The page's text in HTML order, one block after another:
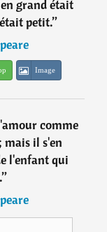
grand était
petit.”
Image
comme
mais il s'en
l'enfant qui
”